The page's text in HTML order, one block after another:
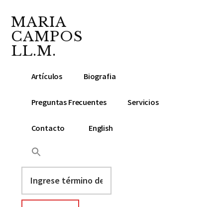
contenido
principal
footer
menu
MARIA
CAMPOS
LL.M.
Público
Artículos Biografia
Preguntas Frecuentes Servicios
Contacto English
término
de